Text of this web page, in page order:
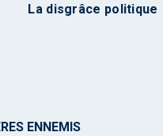
La disgrâce politique
ENNEMIS